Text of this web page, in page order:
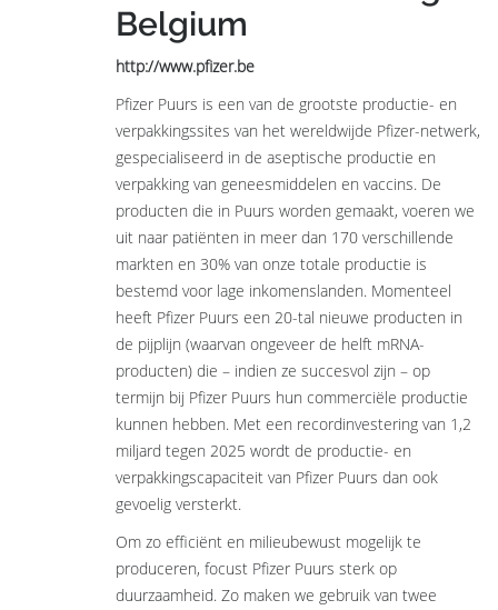
Belgium
http://www.pfizer.be
Pfizer Puurs is een van de grootste productie- en
verpakkingssites van het wereldwijde Pfizer-netwerk,
gespecialiseerd in de aseptische productie en
verpakking van geneesmiddelen en vaccins. De
producten die in Puurs worden gemaakt, voeren we
uit naar patiënten in meer dan 170 verschillende
markten en 30% van onze totale productie is
bestemd voor lage inkomenslanden. Momenteel
heeft Pfizer Puurs een 20-tal nieuwe producten in
de pijplijn (waarvan ongeveer de helft mRNA-
producten) die – indien ze succesvol zijn – op
termijn bij Pfizer Puurs hun commerciële productie
kunnen hebben. Met een recordinvestering van 1,2
miljard tegen 2025 wordt de productie- en
verpakkingscapaciteit van Pfizer Puurs dan ook
gevoelig versterkt.
Om zo efficiënt en milieubewust mogelijk te
produceren, focust Pfizer Puurs sterk op
duurzaamheid. Zo maken we gebruik van twee